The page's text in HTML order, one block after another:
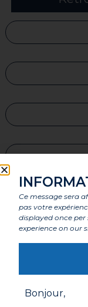
solidifiée pour la
Ce message sera
pas votre
displayed once
experience on our
Bonjour,